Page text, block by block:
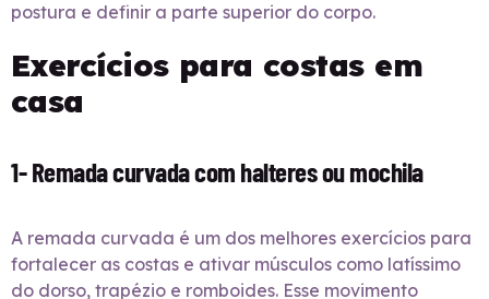
postura e definir a parte superior do corpo.
Exercícios para costas em
casa
1- Remada curvada com halteres ou mochila
A remada curvada é um dos melhores exercícios para
fortalecer as costas e ativar músculos como latíssimo
do dorso, trapézio e romboides. Esse movimento